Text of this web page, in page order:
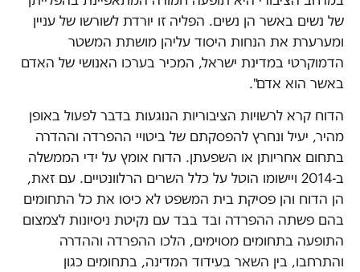
של נשים באשר הן נשים. הפליה זו יורדת לשורשו של עניין
ומערערת את הנחות היסוד עליהן מושתת המשטר
הדמוקרטי במדינת ישראל, המכיר בערכו האנושי של האדם
באשר הוא אדם".
הדוח קרא לרשויות הציבוריות הנוגעות בדבר לפעול באופן
מהיר, יעיל ונחרץ להפסקתם של ביטויי ההפרדה וההדרה
בתחום אחריותן או השפעתן. הדוח אומץ על ידי הממשלה
ב-2014 ויישומו הוטל על כלל השרים הרלוונטיים. עם זאת,
הן הדוח והן פסיקת בית המשפט לא כיסו את כל התחומים
בהם פשתה ההפרדה ובד בבד עם נקיטת ניסיונות לצמצום
התופעה בתחומים מסוימים, הלכו ההפרדה וההדרה
והתרחבו, בין השאר בעידוד המדינה, בתחומים כגון